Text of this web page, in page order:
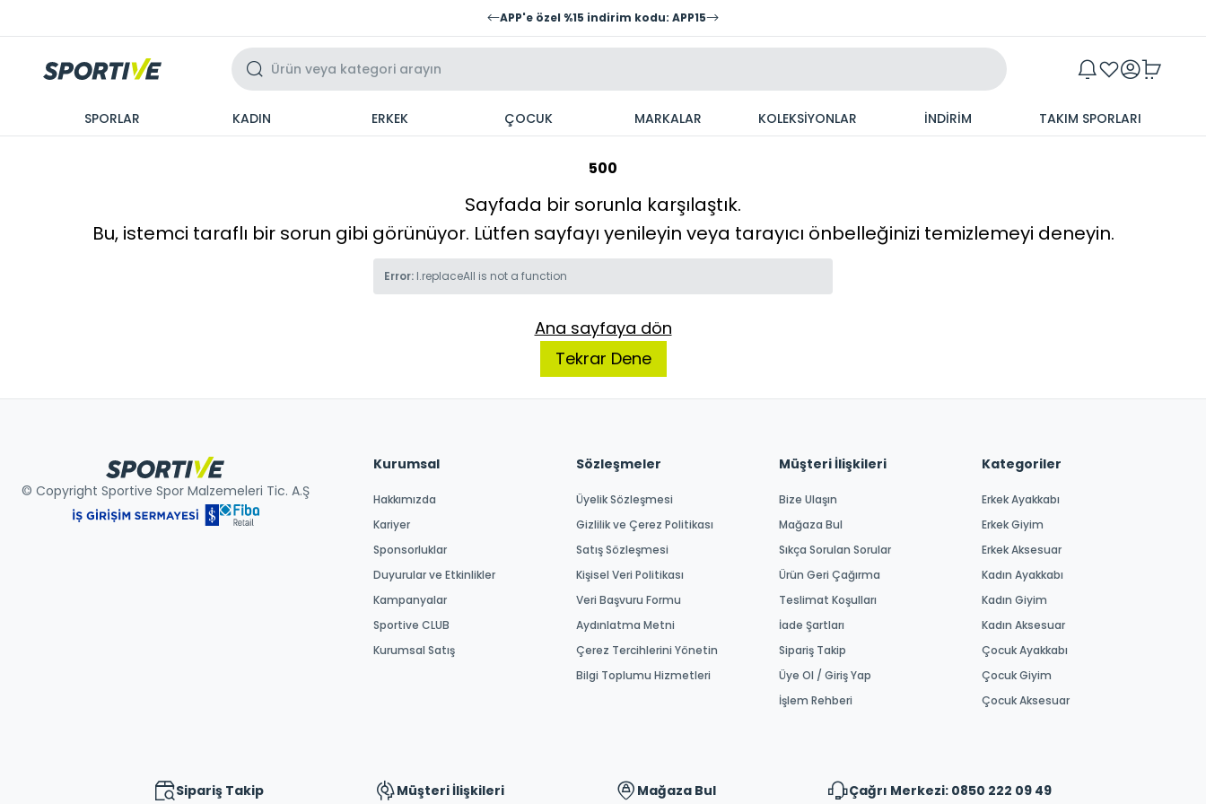
APP'e özel %15 indirim kodu: APP15
SPORLAR KADIN ERKEK ÇOCUK MARKALAR KOLEKSİYONLAR İNDİRİM TAKIM SPORLARI
500
Sayfada bir sorunla karşılaştık.
Bu, istemci taraflı bir sorun gibi görünüyor. Lütfen sayfayı yenileyin veya tarayıcı önbelleğinizi temizlemeyi deneyin.
Error: l.replaceAll is not a function
Ana sayfaya dön
Tekrar Dene
© Copyright Sportive Spor Malzemeleri Tic. A.Ş
Kurumsal
Hakkımızda
Kariyer
Sponsorluklar
Duyurular ve Etkinlikler
Kampanyalar
Sportive CLUB
Kurumsal Satış
Sözleşmeler
Üyelik Sözleşmesi
Gizlilik ve Çerez Politikası
Satış Sözleşmesi
Kişisel Veri Politikası
Veri Başvuru Formu
Aydınlatma Metni
Çerez Tercihlerini Yönetin
Bilgi Toplumu Hizmetleri
Müşteri İlişkileri
Bize Ulaşın
Mağaza Bul
Sıkça Sorulan Sorular
Ürün Geri Çağırma
Teslimat Koşulları
İade Şartları
Sipariş Takip
Üye Ol / Giriş Yap
İşlem Rehberi
Kategoriler
Erkek Ayakkabı
Erkek Giyim
Erkek Aksesuar
Kadın Ayakkabı
Kadın Giyim
Kadın Aksesuar
Çocuk Ayakkabı
Çocuk Giyim
Çocuk Aksesuar
Sipariş Takip Müşteri İlişkileri Mağaza Bul Çağrı Merkezi: 0850 222 09 49